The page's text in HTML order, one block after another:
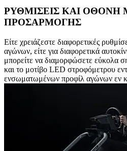
ΡΥΘΜΙΣΕΙΣ ΚΑΙ ΟΘΟΝΗ
ΠΡΟΣΑΡΜΟΓΗΣ
Είτε χρειάζεστε διαφορετικές
αγώνων, είτε για διαφορετικά
μπορείτε να διαμορφώσετε εύκολα
και το μοτίβο LED στροφόμετρου
ενσωματωμένων προφίλ αγώνων εν